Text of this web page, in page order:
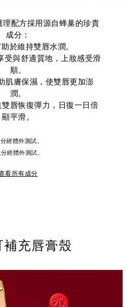
配方採用源自蜂巢的珍貴
成分：
於維持雙唇水潤。
受與舒適質地，上妝感受滑
順。
肌膚保濕，使雙唇更加澎
潤。
雙唇恢復彈力，日復一日倍
顯平滑。
分經體外測試。
分經體外測試。
看所有成分
補充唇膏殼